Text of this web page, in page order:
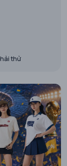
thử